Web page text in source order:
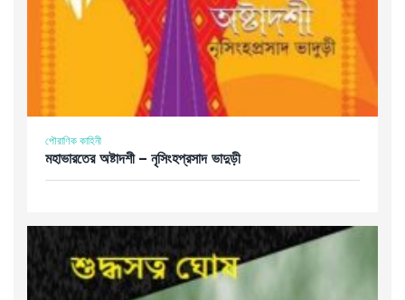
পৌরাণিক কাহিনী
মহাভারতের অষ্টাদশী – নৃসিংহপ্রসাদ ভাদুড়ী